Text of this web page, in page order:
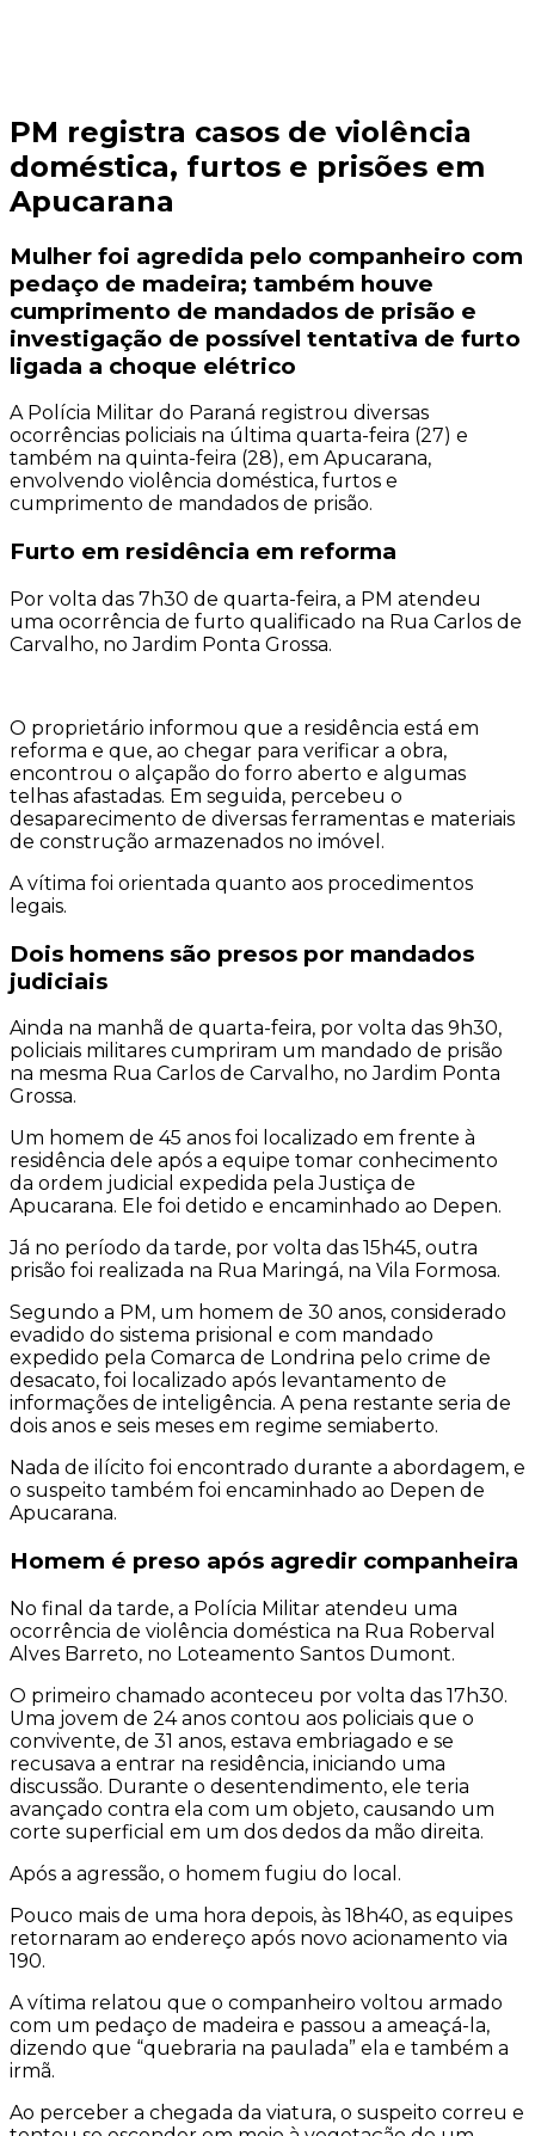
PM registra casos de violência
doméstica, furtos e prisões em
Apucarana
Mulher foi agredida pelo companheiro com
pedaço de madeira; também houve
cumprimento de mandados de prisão e
investigação de possível tentativa de furto
ligada a choque elétrico
A Polícia Militar do Paraná registrou diversas
ocorrências policiais na última quarta-feira (27) e
também na quinta-feira (28), em Apucarana,
envolvendo violência doméstica, furtos e
cumprimento de mandados de prisão.
Furto em residência em reforma
Por volta das 7h30 de quarta-feira, a PM atendeu
uma ocorrência de furto qualificado na Rua Carlos de
Carvalho, no Jardim Ponta Grossa.
O proprietário informou que a residência está em
reforma e que, ao chegar para verificar a obra,
encontrou o alçapão do forro aberto e algumas
telhas afastadas. Em seguida, percebeu o
desaparecimento de diversas ferramentas e materiais
de construção armazenados no imóvel.
A vítima foi orientada quanto aos procedimentos
legais.
Dois homens são presos por mandados
judiciais
Ainda na manhã de quarta-feira, por volta das 9h30,
policiais militares cumpriram um mandado de prisão
na mesma Rua Carlos de Carvalho, no Jardim Ponta
Grossa.
Um homem de 45 anos foi localizado em frente à
residência dele após a equipe tomar conhecimento
da ordem judicial expedida pela Justiça de
Apucarana. Ele foi detido e encaminhado ao Depen.
Já no período da tarde, por volta das 15h45, outra
prisão foi realizada na Rua Maringá, na Vila Formosa.
Segundo a PM, um homem de 30 anos, considerado
evadido do sistema prisional e com mandado
expedido pela Comarca de Londrina pelo crime de
desacato, foi localizado após levantamento de
informações de inteligência. A pena restante seria de
dois anos e seis meses em regime semiaberto.
Nada de ilícito foi encontrado durante a abordagem, e
o suspeito também foi encaminhado ao Depen de
Apucarana.
Homem é preso após agredir companheira
No final da tarde, a Polícia Militar atendeu uma
ocorrência de violência doméstica na Rua Roberval
Alves Barreto, no Loteamento Santos Dumont.
O primeiro chamado aconteceu por volta das 17h30.
Uma jovem de 24 anos contou aos policiais que o
convivente, de 31 anos, estava embriagado e se
recusava a entrar na residência, iniciando uma
discussão. Durante o desentendimento, ele teria
avançado contra ela com um objeto, causando um
corte superficial em um dos dedos da mão direita.
Após a agressão, o homem fugiu do local.
Pouco mais de uma hora depois, às 18h40, as equipes
retornaram ao endereço após novo acionamento via
190.
A vítima relatou que o companheiro voltou armado
com um pedaço de madeira e passou a ameaçá-la,
dizendo que “quebraria na paulada” ela e também a
irmã.
Ao perceber a chegada da viatura, o suspeito correu e